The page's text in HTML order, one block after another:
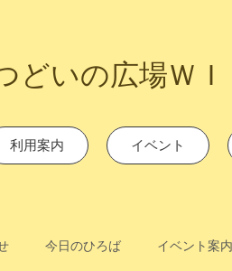
どいの広場ＷＩ
利用案内 イベント
今日のひろば イベント案内